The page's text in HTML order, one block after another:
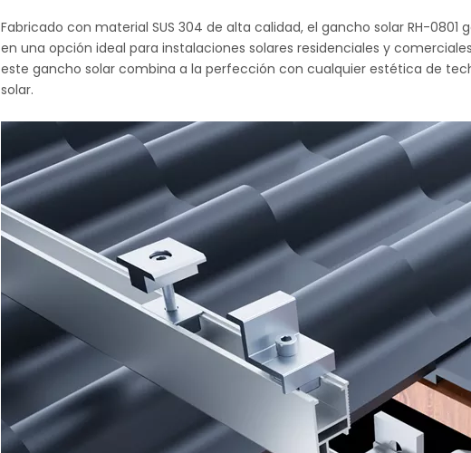
Fabricado con material SUS 304 de alta calidad, el gancho solar RH-
en una opción ideal para instalaciones solares residenciales y
este gancho solar combina a la perfección con cualquier estética de
solar.